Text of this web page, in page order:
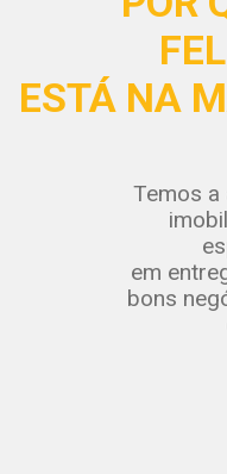
ESTÁ NA
Temos a
em
bons